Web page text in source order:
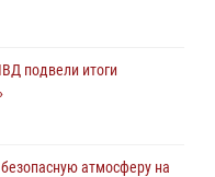
подвели итоги
атмосферу на